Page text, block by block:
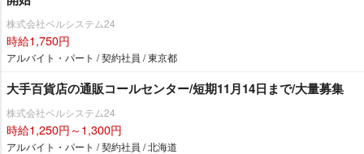
株式会社ベルシステム24
時給1,750円
アルバイト・パート / 契約社員 / 東京都
大手百貨店の通販コールセンター/短期11月14日まで/大量募集
株式会社ベルシステム24
時給1,250円～1,300円
アルバイト・パート / 契約社員 / 北海道